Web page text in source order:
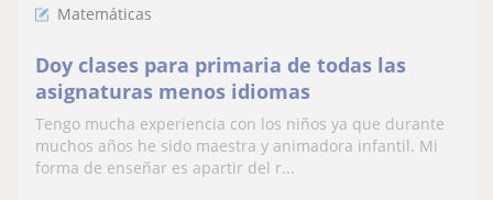
Matemáticas
Doy clases para primaria de todas las
asignaturas menos idiomas
Tengo mucha experiencia con los niños ya que durante
muchos años he sido maestra y animadora infantil. Mi
forma de enseñar es apartir del r...